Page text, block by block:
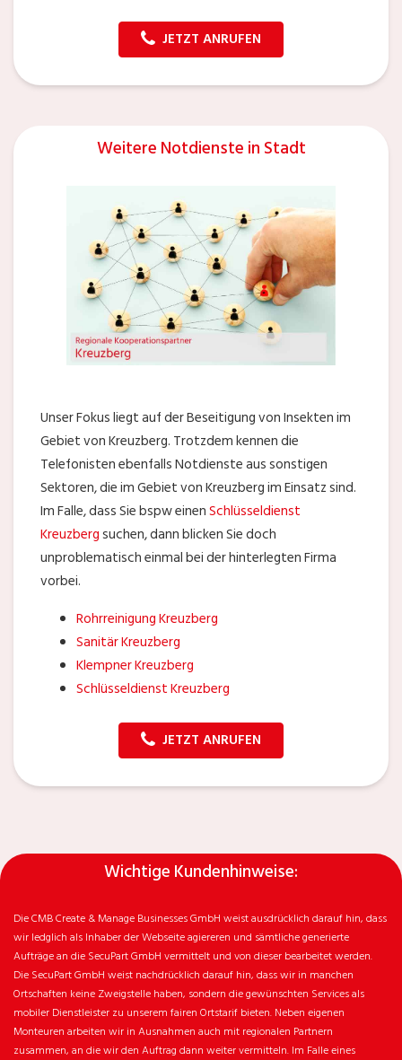
JETZT ANRUFEN
Weitere Notdienste in Stadt
Unser Fokus liegt auf der Beseitigung von Insekten im
Gebiet von Kreuzberg. Trotzdem kennen die
Telefonisten ebenfalls Notdienste aus sonstigen
Sektoren, die im Gebiet von Kreuzberg im Einsatz sind.
Im Falle, dass Sie bspw einenSchlüsseldienst
Kreuzbergsuchen, dann blicken Sie doch
unproblematisch einmal bei der hinterlegten Firma
vorbei.
Rohrreinigung Kreuzberg
Sanitär Kreuzberg
Klempner Kreuzberg
Schlüsseldienst Kreuzberg
JETZT ANRUFEN
Wichtige Kundenhinweise:
Die CMB Create & Manage Businesses GmbH weist ausdrücklich darauf hin, dass
wir ledglich als Inhaber der Webseite agiereren und sämtliche generierte
Aufträge an die SecuPart GmbH vermittelt und von dieser bearbeitet werden.
Die SecuPart GmbH weist nachdrücklich darauf hin, dass wir in manchen
Ortschaften keine Zweigstelle haben, sondern die gewünschten Services als
mobiler Dienstleister zu unserem fairen Ortstarif bieten. Neben eigenen
Monteuren arbeiten wir in Ausnahmen auch mit regionalen Partnern
zusammen, an die wir den Auftrag dann weiter vermitteln. Im Falle eines